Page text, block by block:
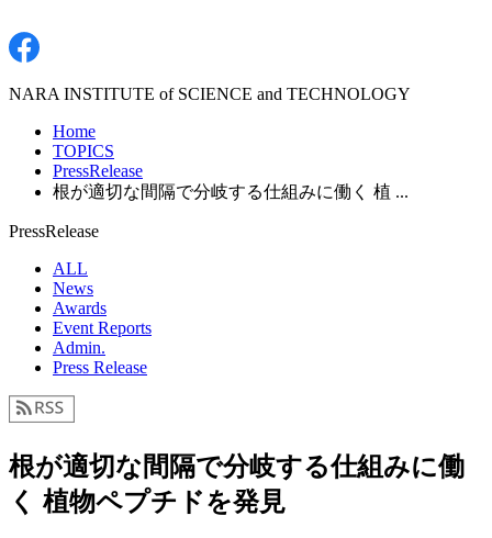
NARA INSTITUTE of SCIENCE and TECHNOLOGY
Home
TOPICS
PressRelease
根が適切な間隔で分岐する仕組みに働く 植 ...
PressRelease
ALL
News
Awards
Event Reports
Admin.
Press Release
根が適切な間隔で分岐する仕組みに働
く 植物ペプチドを発見